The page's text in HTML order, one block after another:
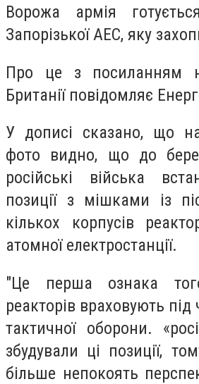
Ворожа армія
Запорізької АЕС, яку
Про це з посиланням
Британії повідомляє
У дописі сказано, що
фото видно, що до
російські війська
позиції з мішками із
кількох корпусів
атомної електростанції.
"Це перша ознака
реакторів враховують
тактичної оборони.
збудували ці позиції,
більше непокоять